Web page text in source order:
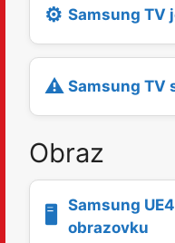
⚙️ Samsung TV
⚠️ Samsung TV
Obraz
🖥️
Samsung
obrazovku